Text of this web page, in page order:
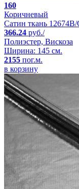
160
Коричневый
Сатин ткань
366.24 руб./
Полиэстер, Вискоза
Ширина: 145 см.
2155 пог.м.
в корзину